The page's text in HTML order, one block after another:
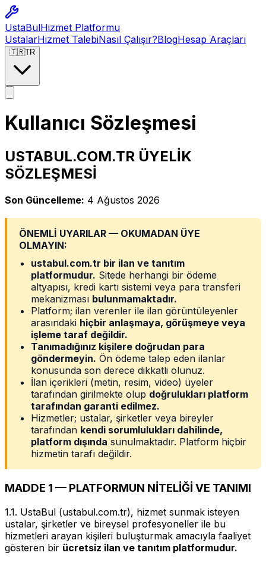
UstaBulHizmet Platformu
UstalarHizmet TalebiNasıl Çalışır?BlogHesap Araçları
🇹🇷TR
Kullanıcı Sözleşmesi
USTABUL.COM.TR ÜYELİK
SÖZLEŞMESİ
Son Güncelleme: 4 Ağustos 2026
ÖNEMLİ UYARILAR — OKUMADAN ÜYE
OLMAYIN:
ustabul.com.tr bir ilan ve tanıtım
platformudur. Sitede herhangi bir ödeme
altyapısı, kredi kartı sistemi veya para transferi
mekanizması bulunmamaktadır.
Platform; ilan verenler ile ilan görüntüleyenler
arasındaki hiçbir anlaşmaya, görüşmeye veya
işleme taraf değildir.
Tanımadığınız kişilere doğrudan para
göndermeyin. Ön ödeme talep eden ilanlar
konusunda son derece dikkatli olunuz.
İlan içerikleri (metin, resim, video) üyeler
tarafından girilmekte olup doğrulukları platform
tarafından garanti edilmez.
Hizmetler; ustalar, şirketler veya bireyler
tarafından kendi sorumlulukları dahilinde,
platform dışında sunulmaktadır. Platform hiçbir
hizmetin tarafı değildir.
MADDE 1 — PLATFORMUN NİTELİĞİ VE TANIMI
1.1. UstaBul (ustabul.com.tr), hizmet sunmak isteyen
ustalar, şirketler ve bireysel profesyoneller ile bu
hizmetleri arayan kişileri buluşturmak amacıyla faaliyet
gösteren bir ücretsiz ilan ve tanıtım platformudur.